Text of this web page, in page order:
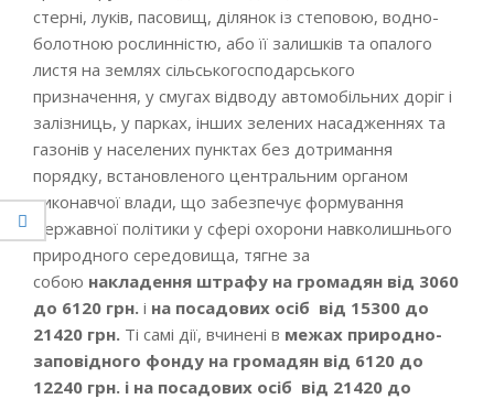
стерні, луків, пасовищ, ділянок із степовою, водно-
болотною рослинністю, або її залишків та опалого
листя на землях сільськогосподарського
призначення, у смугах відводу автомобільних доріг і
залізниць, у парках, інших зелених насадженнях та
газонів у населених пунктах без дотримання
порядку, встановленого центральним органом
виконавчої влади, що забезпечує формування
державної політики у сфері охорони навколишнього
природного середовища, тягне за
собою накладення штрафу на громадян від 3060
до 6120 грн. і на посадових осіб від 15300 до
21420 грн. Ті самі дії, вчинені в межах природно-
заповідного фонду на громадян від 6120 до
12240 грн. і на посадових осіб від 21420 до